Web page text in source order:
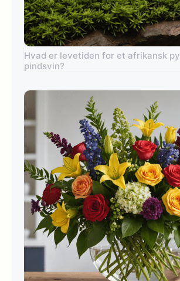
Hvad er levetiden for et afrikansk
pindsvin?